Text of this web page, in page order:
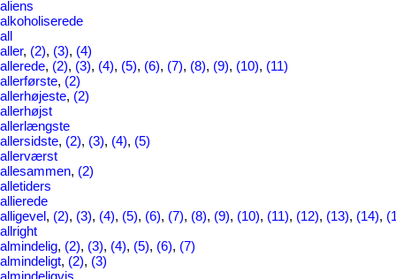
aliens
alkoholiserede
all
aller, (2), (3), (4)
allerede, (2), (3), (4), (5), (6), (7), (8), (9), (10), (11)
allerførste, (2)
allerhøjeste, (2)
allerhøjst
allerlængste
allersidste, (2), (3), (4), (5)
allerværst
allesammen, (2)
alletiders
allierede
alligevel, (2), (3), (4), (5), (6), (7), (8), (9), (10), (11), (12), (13), (14),
allright
almindelig, (2), (3), (4), (5), (6), (7)
almindeligt, (2), (3)
almindeligvis